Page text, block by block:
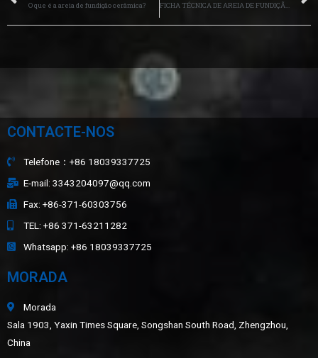
O que é a areia de fundição cerâmica? FICHA TÉCNICA DE AREIA DE FUNDIÇÃO CERÂMICA
CONTACTE-NOS
Telefone：+86 18039337725
E-mail: 3343204097@qq.com
Fax: +86-371-60303756
TEL: +86 371-63211282
Whatsapp: +86 18039337725
MORADA
Morada
Sala 1903, Yaxin Times Square, Songshan South Road, Zhengzhou,
China